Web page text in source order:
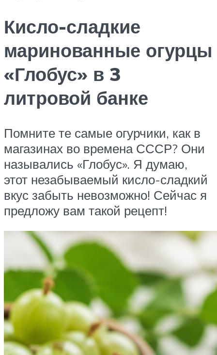
Кисло-сладкие
маринованные огурцы
«Глобус» в 3
литровой банке
Помните те самые огурчики, как в
магазинах во времена СССР? Они
назывались «Глобус». Я думаю,
этот незабываемый кисло-сладкий
вкус забыть невозможно! Сейчас я
предложу вам такой рецепт!